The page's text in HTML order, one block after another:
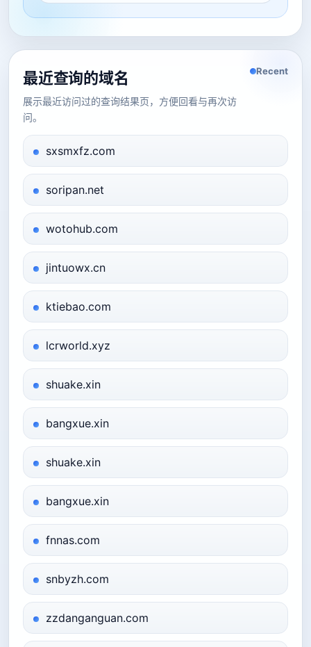
最近查询的域名
展示最近访问过的查询结果页，方便回看与再次访
问。
Recent
sxsmxfz.com
soripan.net
wotohub.com
jintuowx.cn
ktiebao.com
lcrworld.xyz
shuake.xin
bangxue.xin
shuake.xin
bangxue.xin
fnnas.com
snbyzh.com
zzdanganguan.com